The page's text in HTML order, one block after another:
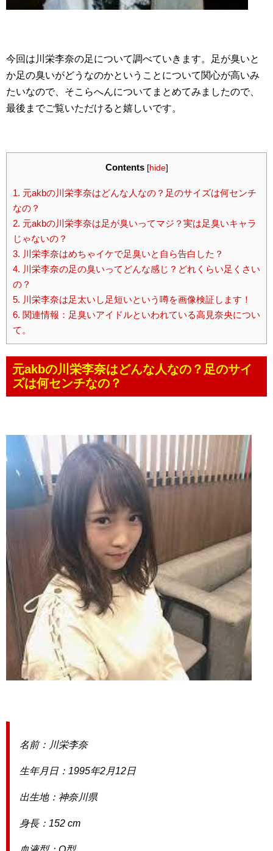
今回は川栄李奈の足について調べていきます。足が臭いと
か足の臭いがどうなのかということについて関心が高いみ
たいなので、そこらへんについてまとめてみましたので、
最後までご覧いただけると嬉しいです。
Contents [hide]
1. 元akbの川栄李奈はどんな人なの？足のサイズは何センチ
なの？
2. 元akbの川栄李奈は足が臭いってマジ？実は足臭いキャラ
じゃないの？
3. 川栄李奈はめちゃイケで足臭いと自ら告白した？
4. 川栄李奈の足の臭いってどんな感じ？どれくらい足くさい
の？
5. 川栄李奈は足太いし足短いという噂を画像検証します！
6. 関連情報：足臭いアイドルといわれている高見奈央につい
て。
元akbの川栄李奈はどんな人なの？足のサイ
ズは何センチなの？
名前：川栄李奈
生年月日：1995年2月12日
出生地：神奈川県
身長：152 cm